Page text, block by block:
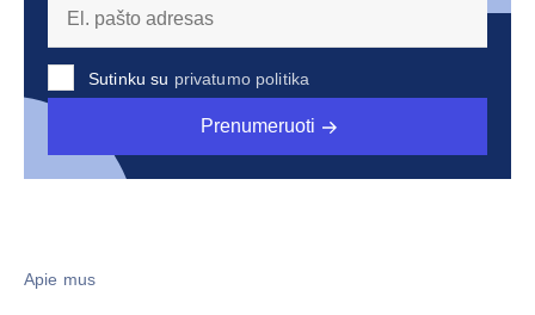
Sutinku su privatumo politika
Prenumeruoti
Apie mus